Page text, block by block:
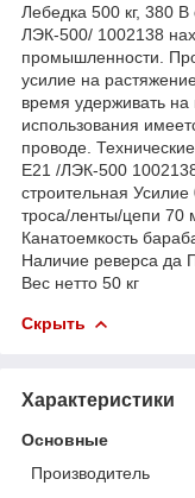
Лебедка 500 кг, 380
ЛЭК-500/ 1002138
промышленности.
усилие на
время удерживать на
использования
проводе.
E21 /ЛЭК-500
строительная
троса/ленты/цепи 70
Канатоемкость
Наличие реверса да
Вес нетто 50 кг
Скрыть
Характеристики
Основные
Производитель